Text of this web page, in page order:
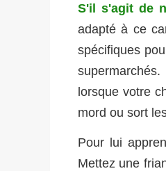
S'il s'agit de
adapté à ce
spécifiques
lorsque votre
mord ou sort
Pour lui
Mettez une